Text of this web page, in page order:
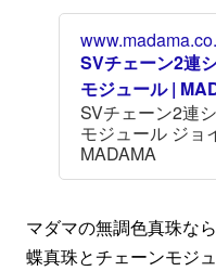
SVチェーン2連
モジュール |
SVチェーン2連
モジュール ジョ
MADAMA
マダマの無調色真珠な
蝶真珠とチェーンモジ